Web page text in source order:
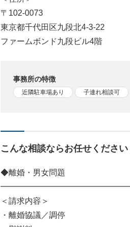
〒102-0073
東京都千代田区九段北4-3-22
ファームボンド九段ビル4階
事務所の特徴
近隣駐車場あり 子連れ相談可
こんな相談ならお任せください
◆離婚・男女問題
＜請求内容＞
・離婚協議／調停